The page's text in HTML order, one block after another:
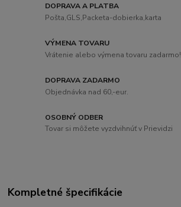
DOPRAVA A PLATBA
Pošta,GLS,Packeta-dobierka,karta
VÝMENA TOVARU
Vrátenie alebo výmena tovaru zadarmo!
DOPRAVA ZADARMO
Objednávka nad 60,-eur.
OSOBNÝ ODBER
Tovar si môžete vyzdvihnúť v Prievidzi
Kompletné špecifikácie